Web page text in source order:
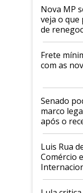
Nova MP
veja o
de
Frete
com as
Senado
marco
após o
Luis Rua
Comércio